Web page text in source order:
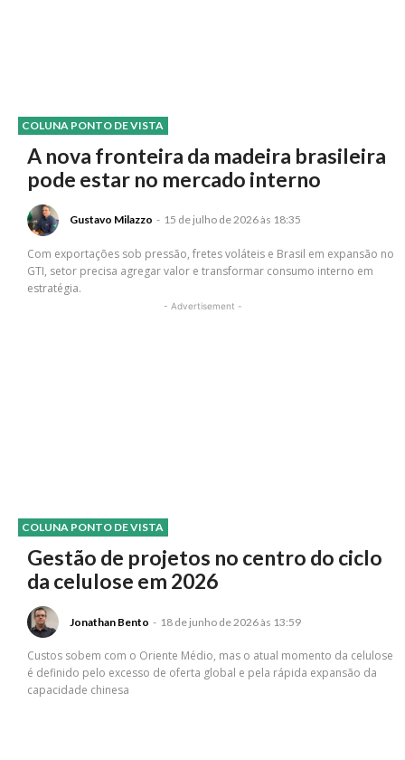
COLUNA PONTO DE VISTA
A nova fronteira da madeira brasileira
pode estar no mercado interno
Gustavo Milazzo - 15 de julho de 2026 às 18:35
Com exportações sob pressão, fretes voláteis e Brasil em expansão no
GTI, setor precisa agregar valor e transformar consumo interno em
estratégia.
- Advertisement -
COLUNA PONTO DE VISTA
Gestão de projetos no centro do ciclo
da celulose em 2026
Jonathan Bento - 18 de junho de 2026 às 13:59
Custos sobem com o Oriente Médio, mas o atual momento da celulose
é definido pelo excesso de oferta global e pela rápida expansão da
capacidade chinesa